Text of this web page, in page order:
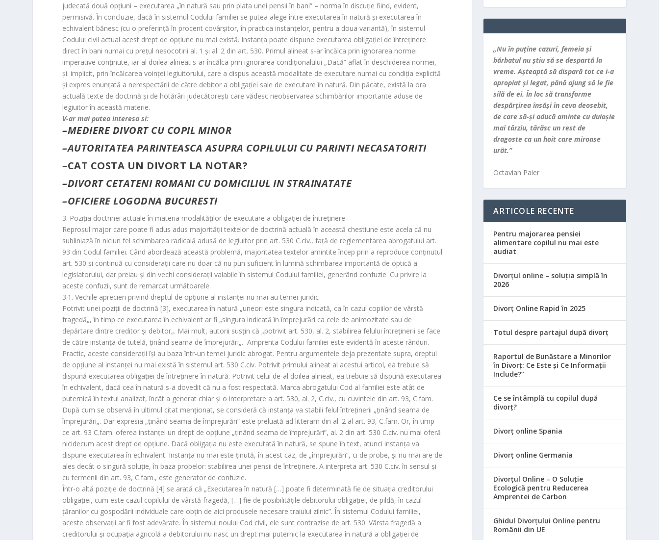
judecată două opţiuni – executarea „în natură sau prin plata unei pensii în bani” – norma în discuţie fiind, evident,
permisivă. În concluzie, dacă în sistemul Codului familiei se putea alege între executarea în natură şi executarea în
echivalent bănesc (cu o preferinţă în procent covârşitor, în practica instanţelor, pentru a doua variantă), în sistemul
Codului civil actual acest drept de opţiune nu mai există. Instanţa poate dispune executarea obligaţiei de întreţinere
direct în bani numai cu preţul nesocotirii al. 1 şi al. 2 din art. 530. Primul alineat s-ar încălca prin ignorarea normei
imperative conţinute, iar al doilea alineat s-ar încălca prin ignorarea condiţionalului „Dacă” aflat în deschiderea normei,
şi. implicit, prin încălcarea voinţei legiuitorului, care a dispus această modalitate de executare numai cu condiţia explicită
şi expres enunţată a nerespectării de către debitor a obligaţiei sale de executare în natură. Din păcate, există la ora
actuală texte de doctrină şi de hotărâri judecătoreşti care vădesc neobservarea schimbărilor importante aduse de
legiuitor în această materie.
V-ar mai putea interesa si:
–MEDIERE DIVORT CU COPIL MINOR
–AUTORITATEA PARINTEASCA ASUPRA COPILULUI CU PARINTI NECASATORITI
–CAT COSTA UN DIVORT LA NOTAR?
–DIVORT CETATENI ROMANI CU DOMICILIUL IN STRAINATATE
–OFICIERE LOGODNA BUCURESTI
3. Poziţia doctrinei actuale în materia modalităţilor de executare a obligaţiei de întreţinere
Reproşul major care poate fi adus adus majorităţii textelor de doctrină actuală în această chestiune este acela că nu
subliniază în niciun fel schimbarea radicală adusă de legiuitor prin art. 530 C.civ., faţă de reglementarea abrogatului art.
93 din Codul familiei. Când abordează această problemă, majoritatea textelor amintite încep prin a reproduce conţinutul
art. 530 şi continuă cu consideraţii care nu doar că nu pun suficient în lumină schimbarea importantă de optică a
legislatorului, dar preiau şi din vechi consideraţii valabile în sistemul Codului familiei, generând confuzie. Cu privire la
aceste confuzii, sunt de remarcat următoarele.
3.1. Vechile aprecieri privind dreptul de opţiune al instanţei nu mai au temei juridic
Potrivit unei poziţii de doctrină [3], executarea în natură „uneori este singura indicată, ca în cazul copiilor de vârstă
fragedă„, în timp ce executarea în echivalent ar fi „singura indicată în împrejurări ca cele de animozitate sau de
depărtare dintre creditor şi debitor„. Mai mult, autorii susţin că „potrivit art. 530, al. 2, stabilirea felului întreţinerii se face
de către instanţa de tutelă, ţinând seama de împrejurări„. Amprenta Codului familiei este evidentă în aceste rânduri.
Practic, aceste consideraţii îşi au baza într-un temei juridic abrogat. Pentru argumentele deja prezentate supra, dreptul
de opţiune al instanţei nu mai există în sistemul art. 530 C.civ. Potrivit primului alineat al acestui articol, ea trebuie să
dispună executarea obligaţiei de întreţinere în natură. Potrivit celui de-al doilea alineat, ea trebuie să dispună executarea
în echivalent, dacă cea în natură s-a dovedit că nu a fost respectată. Marca abrogatului Cod al familiei este atât de
puternică în textul analizat, încât a generat chiar şi o interpretare a art. 530, al. 2, C.civ., cu cuvintele din art. 93, C.fam.
După cum se observă în ultimul citat menţionat, se consideră că instanţa va stabili felul întreţinerii „ţinând seama de
împrejurări„. Dar expresia „ţinând seama de împrejurări” este preluată ad litteram din al. 2 al art. 93, C.fam. Or, în timp
ce art. 93 C.fam. oferea instanţei un drept de opţiune „ţinând seama de împrejurări”, al. 2 din art. 530 C.civ. nu mai oferă
nicidecum acest drept de opţiune. Dacă obligaţia nu este executată în natură, se spune în text, atunci instanţa va
dispune executarea în echivalent. Instanţa nu mai este ţinută, în acest caz, de „împrejurări”, ci de probe, şi nu mai are de
ales decât o singură soluţie, în baza probelor: stabilirea unei pensii de întreţinere. A interpreta art. 530 C.civ. în sensul şi
cu termenii din art. 93, C.fam., este generator de confuzie.
Într-o altă poziţie de doctrină [4] se arată că „Executarea în natură […] poate fi determinată fie de situaţia creditorului
obligaţiei, cum este cazul copilului de vârstă fragedă, […] fie de posibilităţile debitorului obligaţiei, de pildă, în cazul
ţăranilor cu gospodării individuale care obţin de aici produsele necesare traiului zilnic”.În sistemul Codului familiei,
aceste observaţii ar fi fost adevărate. În sistemul noului Cod civil, ele sunt contrazise de art. 530. Vârsta fragedă a
creditorului şi ocupaţia agricolă a debitorului nu nasc un drept mai puternic la executarea în natură a obligaţiei de
„Nu în puţine cazuri, femeia şi
bărbatul nu ştiu să se despartă la
vreme. Aşteaptă să dispară tot ce i-a
apropiat şi legat, până ajung să le fie
silă de ei. În loc să transforme
despărţirea însăşi în ceva deosebit,
de care să-şi aducă aminte cu duioşie
mai târziu, târăsc un rest de
dragoste ca un hoit care miroase
urât.”
Octavian Paler
ARTICOLE RECENTE
Pentru majorarea pensiei
alimentare copilul nu mai este
audiat
Divorțul online – soluția simplă în
2026
Divorț Online Rapid în 2025
Totul despre partajul după divorț
Raportul de Bunăstare a Minorilor
în Divorț: Ce Este și Ce Informații
Include?”
Ce se întâmplă cu copilul după
divorț?
Divorț online Spania
Divorț online Germania
Divorțul Online – O Soluție
Ecologică pentru Reducerea
Amprentei de Carbon
Ghidul Divorțului Online pentru
Românii din UE